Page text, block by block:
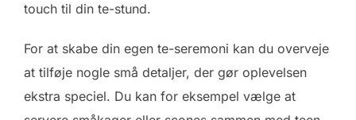
touch til din te-stund.
For at skabe din egen te-seremoni kan du overveje
at tilføje nogle små detaljer, der gør oplevelsen
ekstra speciel. Du kan for eksempel vælge at